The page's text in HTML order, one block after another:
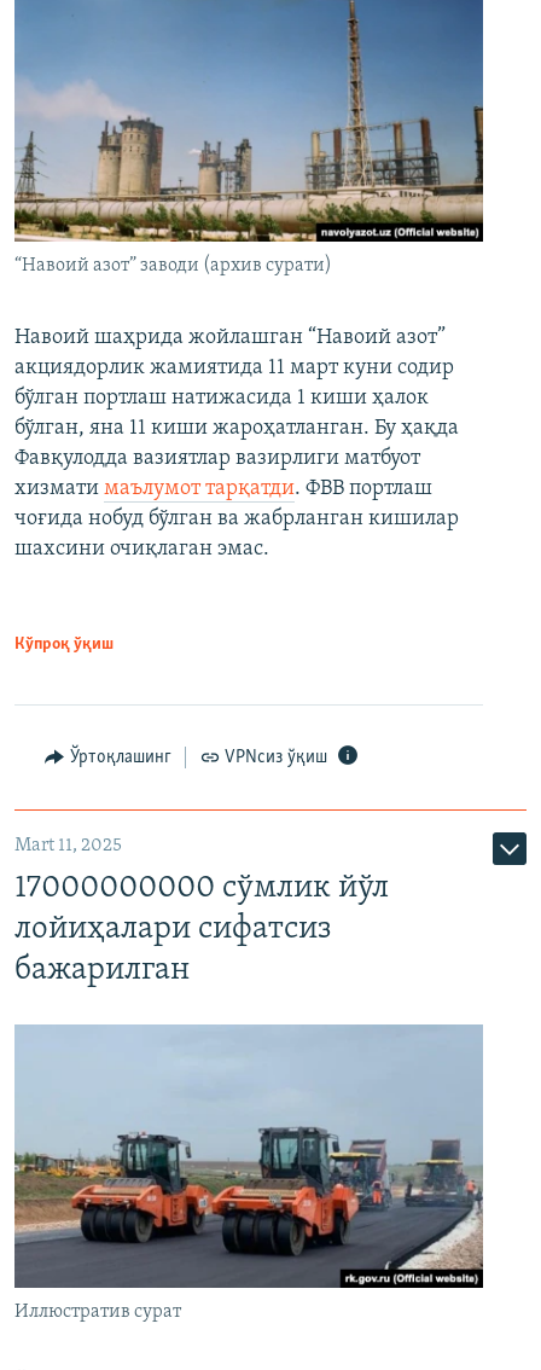
“Навоий азот” заводи (архив сурати)
Навоий шаҳрида жойлашган “Навоий азот”
акциядорлик жамиятида 11 март куни содир
бўлган портлаш натижасида 1 киши ҳалок
бўлган, яна 11 киши жароҳатланган. Бу ҳақда
Фавқулодда вазиятлар вазирлиги матбуот
хизмати маълумот тарқатди. ФВВ портлаш
чоғида нобуд бўлган ва жабрланган кишилар
шахсини очиқлаган эмас.
Кўпроқ ўқиш
Ўртоқлашинг VPNсиз ўқиш
Mart 11, 2025
17000000000 сўмлик йўл
лойиҳалари сифатсиз
бажарилган
Иллюстратив сурат